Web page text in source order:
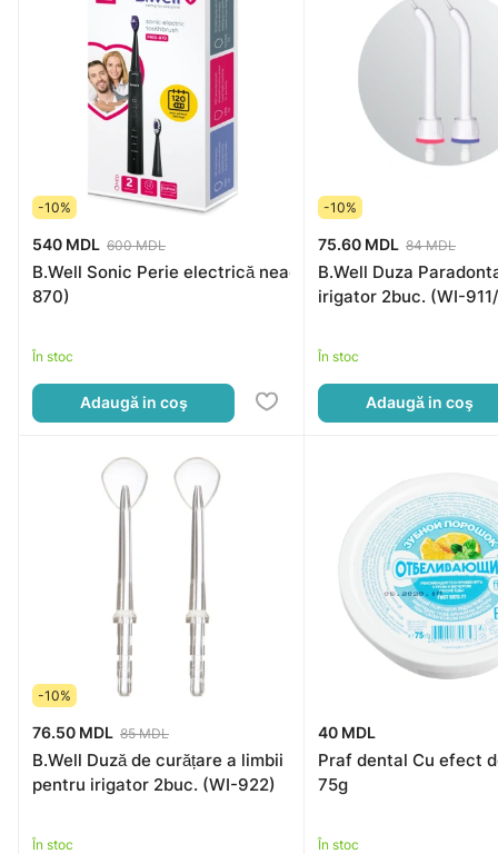
-10%
540 MDL 600 MDL
B.Well Sonic Perie electrică neagră (2 perii, USB cablu,
870)
În stoc
Adaugă in coş
-10%
75.60 MDL 84 MDL
B.Well Duza
irigator 2buc. (WI-
În stoc
Adaugă in coş
-10%
76.50 MDL 85 MDL
B.Well Duză de curățare a limbii
pentru irigator 2buc. (WI-922)
În stoc
40 MDL
Praf dental Cu efect
75g
În stoc